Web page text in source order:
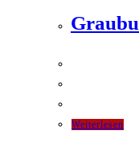
Weiterlesen